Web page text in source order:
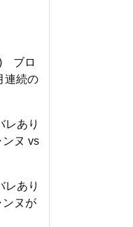
) ブロ
連続の
レあり
ヌ vs
レあり
ヌが